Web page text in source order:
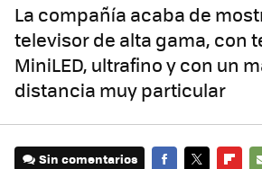
La compañía acaba de
televisor de alta gama, con
MiniLED, ultrafino y con un
distancia muy particular
Sin comentarios